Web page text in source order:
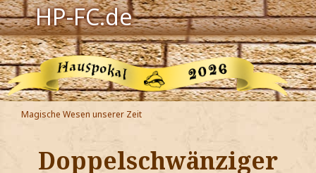
HP-FC.de
Navigation
Harry Potter
Der HP-FC
Hogwarts
Magische Wesen unserer Zeit
Doppelschwänziger